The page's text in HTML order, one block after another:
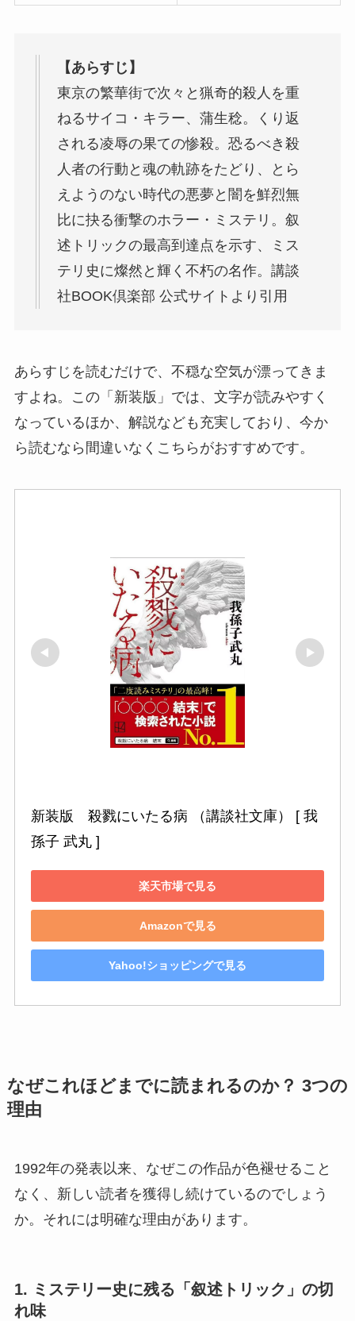
【あらすじ】
東京の繁華街で次々と猟奇的殺人を重
ねるサイコ・キラー、蒲生稔。くり返
される凌辱の果ての惨殺。恐るべき殺
人者の行動と魂の軌跡をたどり、とら
えようのない時代の悪夢と闇を鮮烈無
比に抉る衝撃のホラー・ミステリ。叙
述トリックの最高到達点を示す、ミス
テリ史に燦然と輝く不朽の名作。講談
社BOOK倶楽部 公式サイトより引用
あらすじを読むだけで、不穏な空気が漂ってきま
すよね。この「新装版」では、文字が読みやすく
なっているほか、解説なども充実しており、今か
ら読むなら間違いなくこちらがおすすめです。
新装版　殺戮にいたる病 （講談社文庫） [ 我
孫子 武丸 ]
楽天市場で見る
Amazonで見る
Yahoo!ショッピングで見る
なぜこれほどまでに読まれるのか？ 3つの
理由
1992年の発表以来、なぜこの作品が色褪せること
なく、新しい読者を獲得し続けているのでしょう
か。それには明確な理由があります。
1. ミステリー史に残る「叙述トリック」の切
れ味